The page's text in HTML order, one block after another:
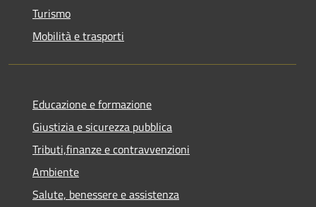
Turismo
Mobilità e trasporti
Educazione e formazione
Giustizia e sicurezza pubblica
Tributi,finanze e contravvenzioni
Ambiente
Salute, benessere e assistenza